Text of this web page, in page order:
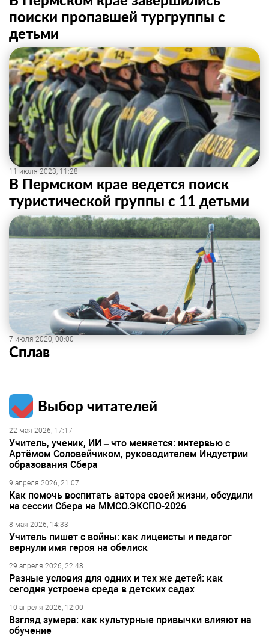
поиски пропавшей тургруппы с
детьми
11 июля 2023, 11:28
В Пермском крае ведется поиск
туристической группы с 11 детьми
7 июля 2020, 00:00
Сплав
Выбор читателей
22 мая 2026, 17:17
Учитель, ученик, ИИ – что меняется: интервью с
Артёмом Соловейчиком, руководителем Индустрии
образования Сбера
9 апреля 2026, 21:07
Как помочь воспитать автора своей жизни, обсудили
на сессии Сбера на ММСО.ЭКСПО-2026
8 мая 2026, 14:33
Учитель пишет с войны: как лицеисты и педагог
вернули имя героя на обелиск
29 апреля 2026, 22:48
Разные условия для одних и тех же детей: как
сегодня устроена среда в детских садах
10 апреля 2026, 12:00
Взгляд зумера: как культурные привычки влияют на
обучение